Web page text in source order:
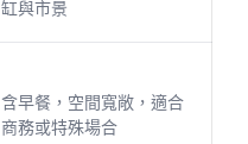
缸與市景
含早餐，空間寬敞，適合
商務或特殊場合